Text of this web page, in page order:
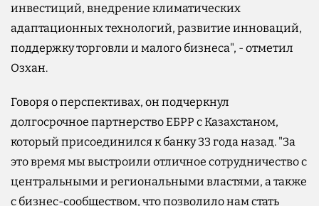
инвестиций, внедрение климатических
адаптационных технологий, развитие инноваций,
поддержку торговли и малого бизнеса", - отметил
Озхан.
Говоря о перспективах, он подчеркнул
долгосрочное партнерство ЕБРР с Казахстаном,
который присоединился к банку 33 года назад. "За
это время мы выстроили отличное сотрудничество с
центральными и региональными властями, а также
с бизнес-сообществом, что позволило нам стать